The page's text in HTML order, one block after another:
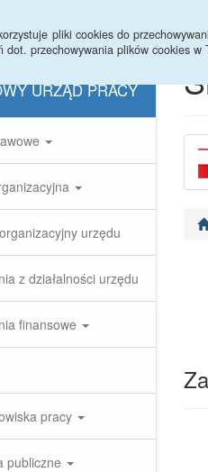
pliki cookies do
dot. przechowywania plików cookies
URZĄD PRACY
urzędu
z działalności urzędu
finansowe
pracy
publiczne